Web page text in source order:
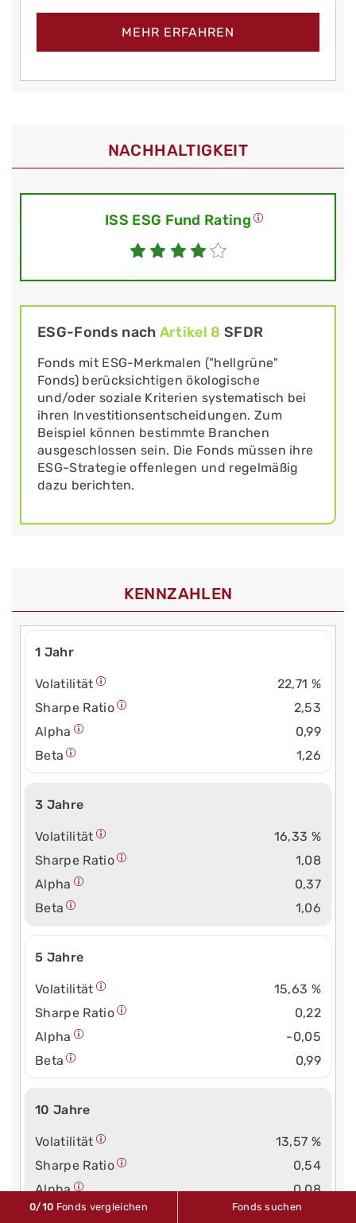
MEHR ERFAHREN
NACHHALTIGKEIT
ISS ESG Fund Rating
ESG-Fonds nach Artikel 8 SFDR
Fonds mit ESG-Merkmalen ("hellgrüne"
Fonds) berücksichtigen ökologische
und/oder soziale Kriterien systematisch bei
ihren Investitionsentscheidungen. Zum
Beispiel können bestimmte Branchen
ausgeschlossen sein. Die Fonds müssen ihre
ESG-Strategie offenlegen und regelmäßig
dazu berichten.
KENNZAHLEN
1 Jahr
Volatilität
22,71 %
Sharpe Ratio
2,53
Alpha
0,99
Beta
1,26
3 Jahre
Volatilität
16,33 %
Sharpe Ratio
1,08
Alpha
0,37
Beta
1,06
5 Jahre
Volatilität
15,63 %
Sharpe Ratio
0,22
Alpha
-0,05
Beta
0,99
10 Jahre
Volatilität
13,57 %
Sharpe Ratio
0,54
Alpha
0,08
Beta
0,85
0/10 Fonds vergleichen Fonds suchen